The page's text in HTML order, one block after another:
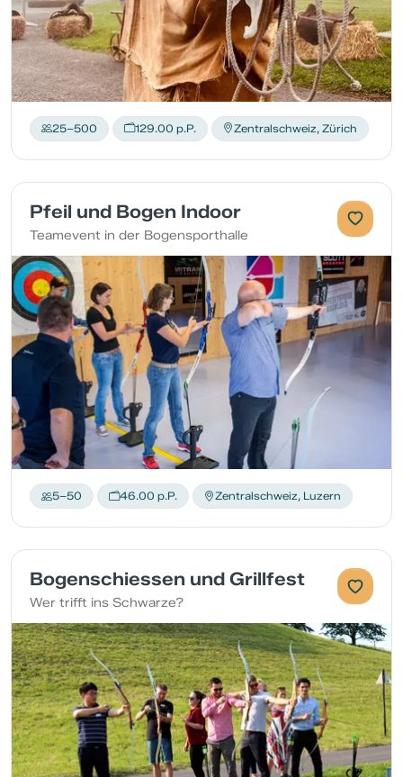
25–500 129.00 p.P. Zentralschweiz, Zürich
Pfeil und Bogen Indoor
Teamevent in der Bogensporthalle
5–50 46.00 p.P. Zentralschweiz, Luzern
Bogenschiessen und Grillfest
Wer trifft ins Schwarze?